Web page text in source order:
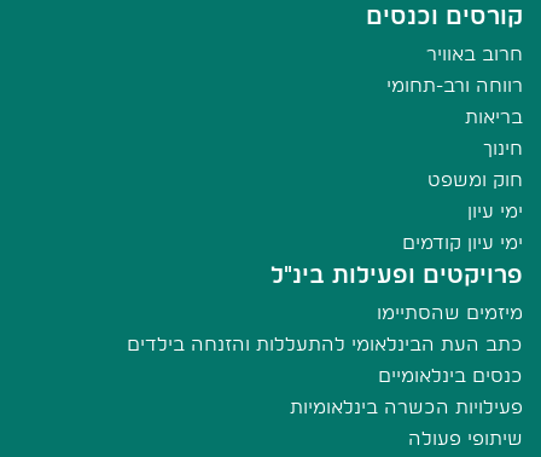
קורסים וכנסים
חרוב באוויר
רווחה ורב-תחומי
בריאות
חינוך
חוק ומשפט
ימי עיון
ימי עיון קודמים
פרויקטים ופעילות בינ"ל
מיזמים שהסתיימו
כתב העת הבינלאומי להתעללות והזנחה בילדים
כנסים בינלאומיים
פעילויות הכשרה בינלאומיות
שיתופי פעולה